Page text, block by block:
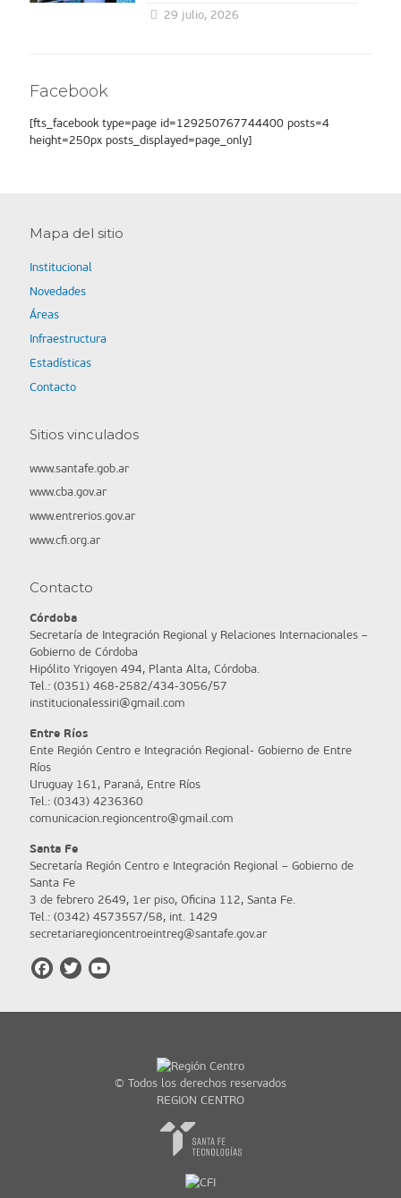
29 julio, 2026
Facebook
[fts_facebook type=page id=129250767744400 posts=4
height=250px posts_displayed=page_only]
Mapa del sitio
Institucional
Novedades
Áreas
Infraestructura
Estadísticas
Contacto
Sitios vinculados
www.santafe.gob.ar
www.cba.gov.ar
www.entrerios.gov.ar
www.cfi.org.ar
Contacto
Córdoba
Secretaría de Integración Regional y Relaciones Internacionales –
Gobierno de Córdoba
Hipólito Yrigoyen 494, Planta Alta, Córdoba.
Tel.: (0351) 468-2582/434-3056/57
institucionalessiri@gmail.com
Entre Ríos
Ente Región Centro e Integración Regional- Gobierno de Entre
Ríos
Uruguay 161, Paraná, Entre Ríos
Tel.: (0343) 4236360
comunicacion.regioncentro@gmail.com
Santa Fe
Secretaría Región Centro e Integración Regional – Gobierno de
Santa Fe
3 de febrero 2649, 1er piso, Oficina 112, Santa Fe.
Tel.: (0342) 4573557/58, int. 1429
secretariaregioncentroeintreg@santafe.gov.ar
© Todos los derechos reservados
REGION CENTRO